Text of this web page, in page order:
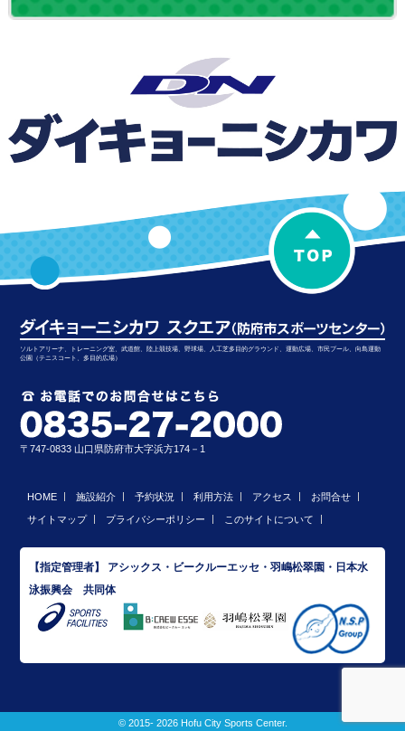
ソルトアリーナ、トレーニング室、武道館、陸上競技場、野球場、人工芝多目的グラウンド、運動広場、市民プール、向島運動
公園（テニスコート、多目的広場）
〒747-0833 山口県防府市大字浜方174－1
HOME 施設紹介 予約状況 利用方法 アクセス お問合せ
サイトマップ プライバシーポリシー このサイトについて
【指定管理者】 アシックス・ビークルーエッセ・羽嶋松翠園・日本水
泳振興会 共同体
© 2015- 2026 Hofu City Sports Center.